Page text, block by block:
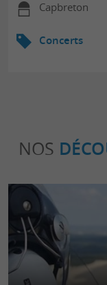
Capbreton
Concerts
NOS